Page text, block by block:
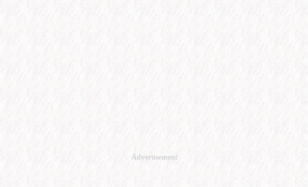
Advertisement